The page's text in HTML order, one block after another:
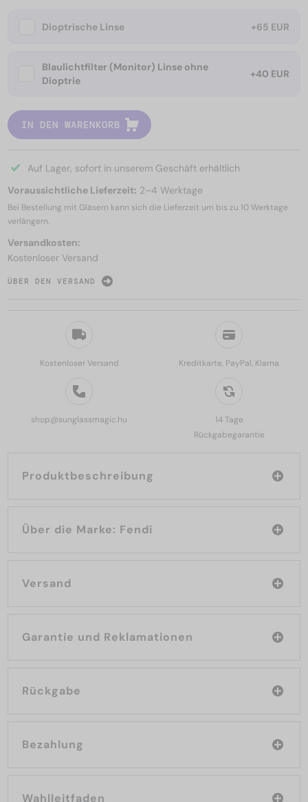
Kostenloser Versand Kreditkarte, PayPal, Klarna
shop@sunglassmagic.hu
14 Tage
Rückgabegarantie
Produktbeschreibung
Über die Marke: Fendi
Versand
Garantie und Reklamationen
Rückgabe
Bezahlung
Wahlleitfaden
Dioptrische Linse +65 EUR
Blaulichtfilter (Monitor) Linse ohne
Dioptrie
+40 EUR
IN DEN WARENKORB
Auf Lager, sofort in unserem Geschäft erhältlich
Voraussichtliche Lieferzeit: 2–4 Werktage
Bei Bestellung mit Gläsern kann sich die Lieferzeit um bis zu 10 Werktage
verlängern.
Versandkosten:
Kostenloser Versand
ÜBER DEN VERSAND